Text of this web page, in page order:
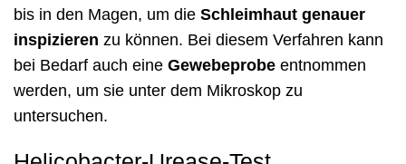
bis in den Magen, um die Schleimhaut genauer
inspizieren zu können. Bei diesem Verfahren kann
bei Bedarf auch eine Gewebeprobe entnommen
werden, um sie unter dem Mikroskop zu
untersuchen.